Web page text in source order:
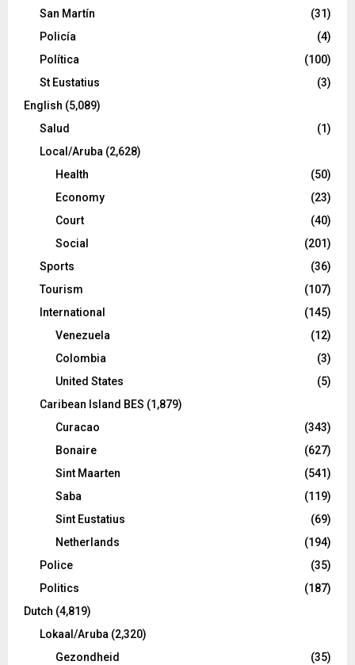
San Martín
(31)
Policía
(4)
Política
(100)
St Eustatius
(3)
English (5,089)
Salud
(1)
Local/Aruba (2,628)
Health
(50)
Economy
(23)
Court
(40)
Social
(201)
Sports
(36)
Tourism
(107)
International
(145)
Venezuela
(12)
Colombia
(3)
United States
(5)
Caribean Island BES (1,879)
Curacao
(343)
Bonaire
(627)
Sint Maarten
(541)
Saba
(119)
Sint Eustatius
(69)
Netherlands
(194)
Police
(35)
Politics
(187)
Dutch (4,819)
Lokaal/Aruba (2,320)
Gezondheid
(35)